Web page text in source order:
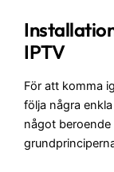
IPTV
För att komma
följa några
något